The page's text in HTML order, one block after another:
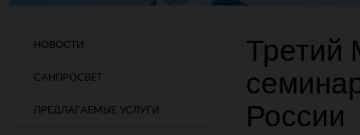
НОВОСТИ
САНПРОСВЕТ
ПРЕДЛАГАЕМЫЕ УСЛУГИ
Третий
России